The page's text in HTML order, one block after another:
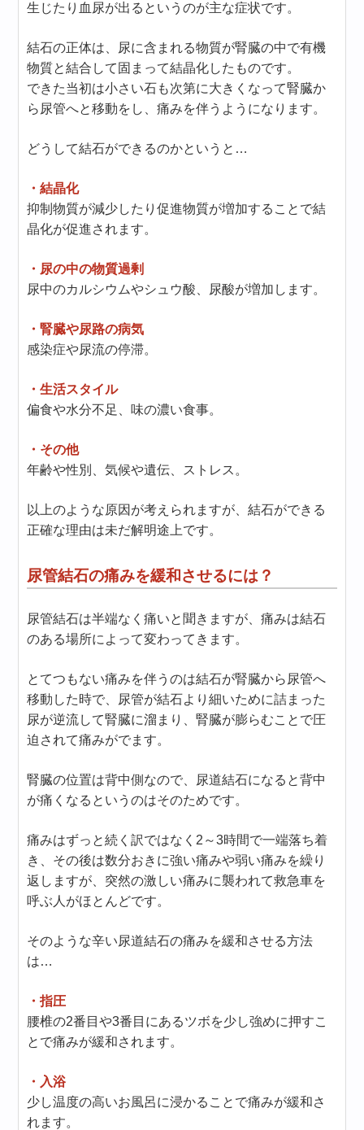
生じたり血尿が出るというのが主な症状です。
結石の正体は、尿に含まれる物質が腎臓の中で有機
物質と結合して固まって結晶化したものです。
できた当初は小さい石も次第に大きくなって腎臓か
ら尿管へと移動をし、痛みを伴うようになります。
どうして結石ができるのかというと…
・結晶化
抑制物質が減少したり促進物質が増加することで結
晶化が促進されます。
・尿の中の物質過剰
尿中のカルシウムやシュウ酸、尿酸が増加します。
・腎臓や尿路の病気
感染症や尿流の停滞。
・生活スタイル
偏食や水分不足、味の濃い食事。
・その他
年齢や性別、気候や遺伝、ストレス。
以上のような原因が考えられますが、結石ができる
正確な理由は未だ解明途上です。
尿管結石の痛みを緩和させるには？
尿管結石は半端なく痛いと聞きますが、痛みは結石
のある場所によって変わってきます。
とてつもない痛みを伴うのは結石が腎臓から尿管へ
移動した時で、尿管が結石より細いために詰まった
尿が逆流して腎臓に溜まり、腎臓が膨らむことで圧
迫されて痛みがでます。
腎臓の位置は背中側なので、尿道結石になると背中
が痛くなるというのはそのためです。
痛みはずっと続く訳ではなく2～3時間で一端落ち着
き、その後は数分おきに強い痛みや弱い痛みを繰り
返しますが、突然の激しい痛みに襲われて救急車を
呼ぶ人がほとんどです。
そのような辛い尿道結石の痛みを緩和させる方法
は…
・指圧
腰椎の2番目や3番目にあるツボを少し強めに押すこ
とで痛みが緩和されます。
・入浴
少し温度の高いお風呂に浸かることで痛みが緩和さ
れます。